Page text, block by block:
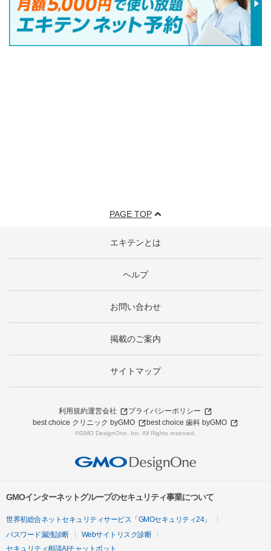
PAGE TOP
エキテンとは
ヘルプ
お問い合わせ
掲載のご案内
サイトマップ
利用規約運営会社
プライバシーポリシー
best choice クリニック byGMO
best choice 歯科 byGMO
©GMO DesignOne, Inc. All Rights reserved.
GMOインターネットグループのセキュリティ事業について
世界初総合ネットセキュリティサービス「GMOセキュリティ24」
パスワード漏洩診断
Webサイトリスク診断
セキュリティ相談AIチャットボット